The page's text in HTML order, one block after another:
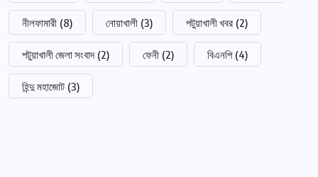
নীলফামারী (8) নোয়াখালী (3) পটুয়াখালী খবর (2)
পটুয়াখালী জেলা সংবাদ (2) ফেনী (2) বিএনপি (4)
হিন্দু মহাজোট (3)